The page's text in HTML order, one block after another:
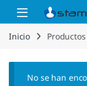
Saltar a la navegación
Saltar al contenido
Open
Inicio
No se han